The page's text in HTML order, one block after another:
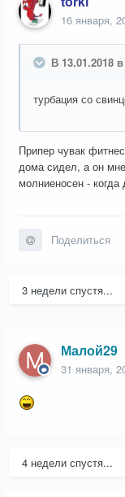
16 января,
В 13.01.2018
турбация со
Припер чувак
дома сидел, а он
молниеносен -
Поделиться
3 недели спустя...
Малой29
31 января,
4 недели спустя...